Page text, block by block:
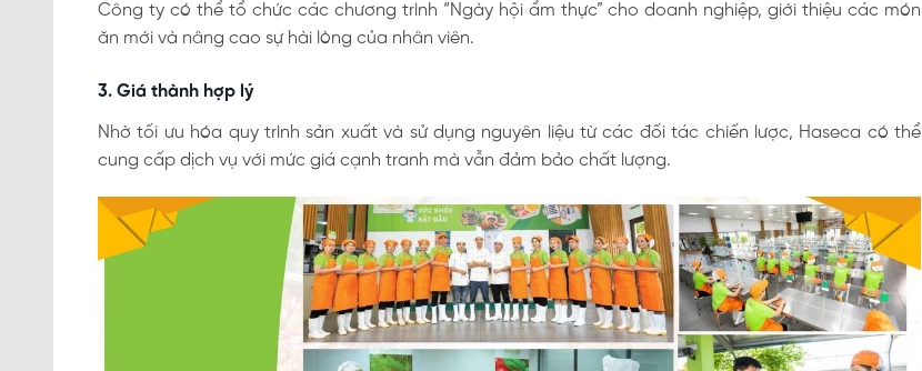
Công ty có thể tổ chức các chương trình “Ngày hội ẩm thực” cho doanh nghiệp, giới thiệu các món
ăn mới và nâng cao sự hài lòng của nhân viên.
3. Giá thành hợp lý
Nhờ tối ưu hóa quy trình sản xuất và sử dụng nguyên liệu từ các đối tác chiến lược, Haseca có thể
cung cấp dịch vụ với mức giá cạnh tranh mà vẫn đảm bảo chất lượng.